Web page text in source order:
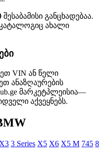
შესაბამისი განცხადებაა.
ახალი
VIN ან წელი
ანაზღაურების
მარკეტპლეისია—
აქვეყნებს.
X3 3 Series X5 X6 X5 M 745 8